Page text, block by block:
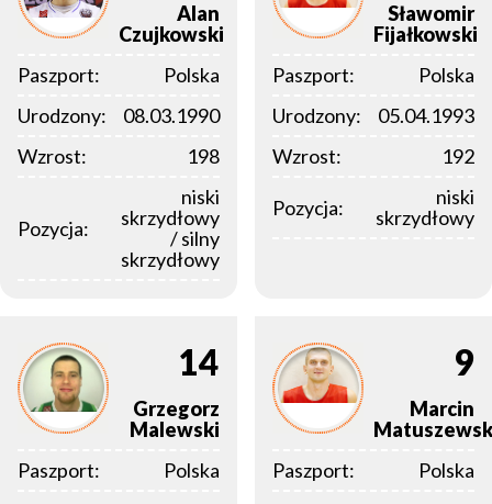
Alan
Czujkowski
Paszport:
Polska
Urodzony:
08.03.1990
Wzrost:
198
Pozycja:
niski
skrzydłowy
/ silny
skrzydłowy
Sławomir
Fijałkowski
Paszport:
Polska
Urodzony:
05.04.1993
Wzrost:
192
Pozycja:
niski
skrzydłowy
14
Grzegorz
Malewski
Paszport:
Polska
9
Marcin
Paszport:
Polska